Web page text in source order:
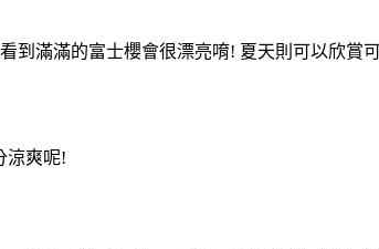
滿滿的富士櫻會很漂亮唷! 夏天則可以欣賞
涼爽呢!